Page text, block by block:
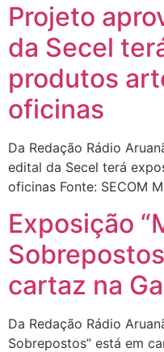
Projeto
da Secel
produtos
oficinas
Da Redação Rádio
edital da Secel terá
oficinas Fonte: SECOM
Exposição
cartaz na
Da Redação Rádio
Sobrepostos” está em